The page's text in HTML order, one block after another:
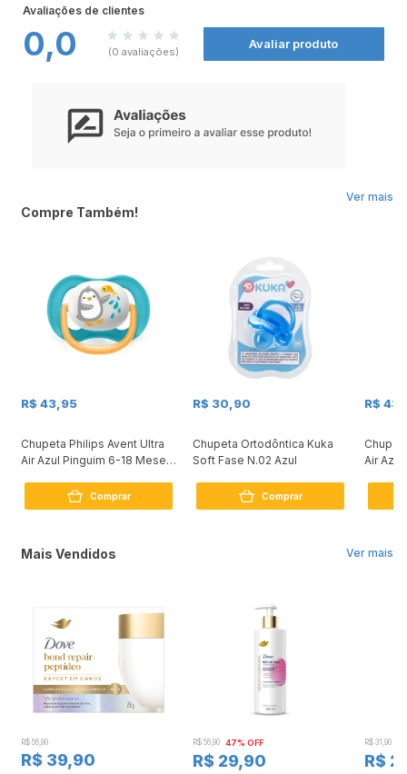
Avaliações de clientes
0,0 (0 avaliações)
Avaliar produto
Ver mais
Compre Também!
R$ 43,95
Chupeta Philips Avent Ultra
Air Azul Pinguim 6-18 Meses
Comprar
R$ 30,90
Chupeta Ortodôntica Kuka
Soft Fase N.02 Azul
Comprar
R$
Air
Ver mais
Mais Vendidos
R$ 56,90
R$ 39,90
R$ 56,90 47% OFF
R$ 29,90
R$ 31,90
R$